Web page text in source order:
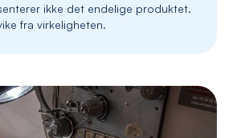
ikke det endelige produktet.
fra virkeligheten.